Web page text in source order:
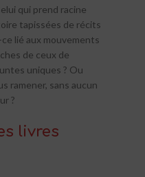
qui prend racine
tapissées de récits
lié aux mouvements
de ceux de
uniques ? Ou
ramener, sans aucun
?
livres